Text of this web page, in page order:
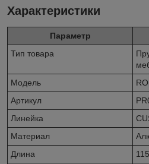
Характеристики
Параметр
Тип товара
Модель
Артикул
Линейка
Материал
Длина